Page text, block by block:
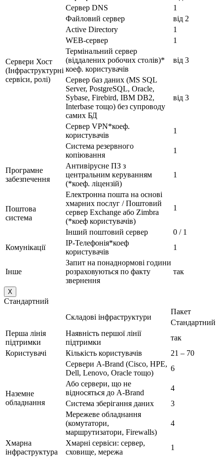
Сервери Хост
(Інфраструктурні
сервіси, ролі)
Сервер DNS
1
Файловий сервер
від 2
Active Directory
1
WEB-сервер
1
Термінальний сервер
(віддалених робочих столів)*
коеф. користувачів
від 3
Сервер баз даних (MS SQL
Server, PostgreSQL, Oracle,
Sybase, Firebird, IBM DB2,
Interbase тощо) без супроводу
самих БД
від 3
Сервер VPN*коеф.
користувачів
1
Система резервного
копіювання
1
Програмне
забезпечення
Антивірусне ПЗ з
центральним керуванням
(*коеф. ліцензій)
1
Поштова
система
Електронна пошта на основі
хмарних послуг / Поштовий
сервер Exchange або Zimbra
(*коеф користувачів)
1
Інший поштовий сервер
0 / 1
Комунікації
IP-Телефонія*коеф
користувачів
1
Інше
Запит на понаднормові години
розраховуються по факту
звернення
так
X
Стандартний
Складові інфраструктури
Пакет
Стандартний
Перша лінія
підтримки
Наявність першої лінії
підтримки
так
Користувачі
Кількість користувачів 21 – 70
Наземне
обладнання
Сервери A-Brand (Cisco, HPE,
Dell, Lenovo, Oracle тощо)
6
Або сервери, що не
відносяться до A-Brand
4
Система зберігання даних
3
Мережеве обладнання
(комутатори,
маршрутизатори, Firewalls)
4
Хмарна
інфраструктура
Хмарні сервіси: сервер,
сховище, мережа
1